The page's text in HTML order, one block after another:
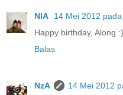
NIA
14 Mei 2012 pada
Happy birthday, Along :)
Balas
NzA
14 Mei 2012